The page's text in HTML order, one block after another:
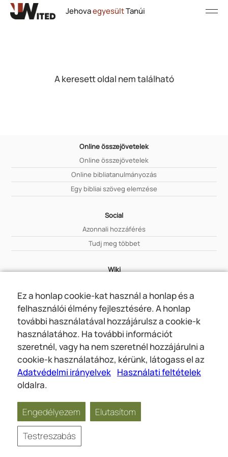
JehovaegyesültTanúi
A keresett oldal nem található
Online összejövetelek
Online összejövetelek
Online bibliatanulmányozás
Egy bibliai szöveg elemzése
Social
Azonnali hozzáférés
Tudj meg többet
Wiki
Rólunk
Rólunk
Kapcsolat
Online összejövetelek
Social
Copyright © 2026 jwunited.org
Adatvédelmi
irányelvek
feltételek
Ez a honlap cookie-kat használ a honlap és a
felhasználói élmény fejlesztésére. A honlap
további használatával hozzájárulsz a cookie-k
használatához. Ha további információt
szeretnél, vagy ha nem szeretnél hozzájárulni a
cookie-k használatához, kérünk, látogass el az
Adatvédelmi irányelvek Használati feltételek
oldalra.
Engedélyezem Elutasítom
Testreszabás